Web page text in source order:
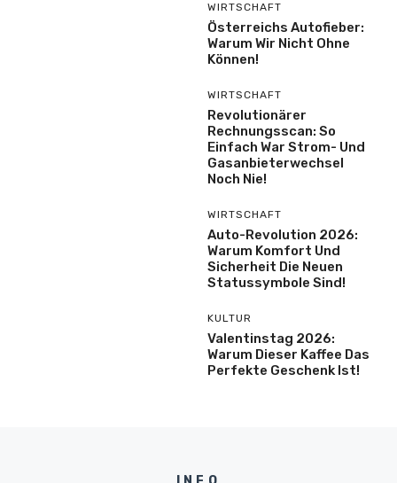
WIRTSCHAFT
Österreichs Autofieber:
Warum Wir Nicht Ohne
Können!
WIRTSCHAFT
Revolutionärer
Rechnungsscan: So
Einfach War Strom- Und
Gasanbieterwechsel
Noch Nie!
WIRTSCHAFT
Auto-Revolution 2026:
Warum Komfort Und
Sicherheit Die Neuen
Statussymbole Sind!
KULTUR
Valentinstag 2026:
Warum Dieser Kaffee Das
Perfekte Geschenk Ist!